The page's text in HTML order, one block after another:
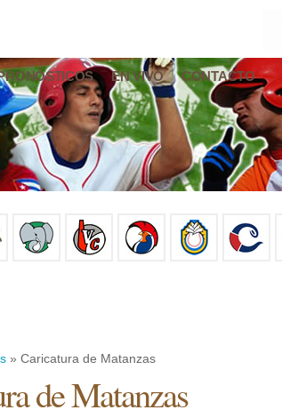
EN VIVO CONTACTO
» Caricatura de Matanzas
de Matanzas